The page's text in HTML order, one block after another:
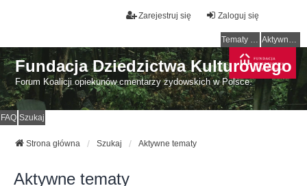
Zaloguj się
Zarejestruj się
Tematy bez odpowiedzi Aktywne tematy
Fundacja Dziedzictwa Kulturowego
Forum Koalicji opiekunów cmentarzy żydowskich w Polsce.
FAQ Szukaj
Strona główna Szukaj Aktywne tematy
Aktywne tematy